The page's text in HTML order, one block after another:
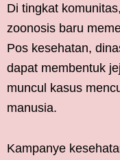
Di tingkat
zoonosis baru
Pos kesehatan,
dapat membentuk
muncul kasus
manusia.
Kampanye